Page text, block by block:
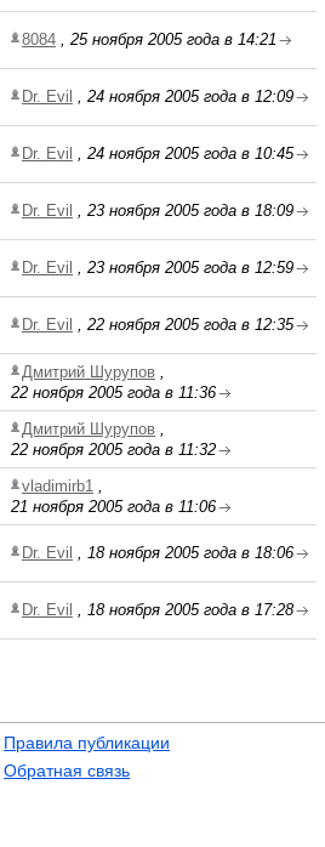
8084 , 25 ноября 2005 года в 14:21
Dr. Evil , 24 ноября 2005 года в 12:09
Dr. Evil , 24 ноября 2005 года в 10:45
Dr. Evil , 23 ноября 2005 года в 18:09
Dr. Evil , 23 ноября 2005 года в 12:59
Dr. Evil , 22 ноября 2005 года в 12:35
Дмитрий Шурупов ,
22 ноября 2005 года в 11:36
Дмитрий Шурупов ,
22 ноября 2005 года в 11:32
vladimirb1 ,
21 ноября 2005 года в 11:06
Dr. Evil , 18 ноября 2005 года в 18:06
Dr. Evil , 18 ноября 2005 года в 17:28
Правила публикации
Обратная связь